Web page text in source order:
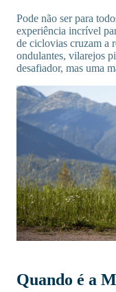
Pode não ser para
experiência incrível
de ciclovias cruzam a
ondulantes, vilarejos
desafiador, mas uma
Quando é a